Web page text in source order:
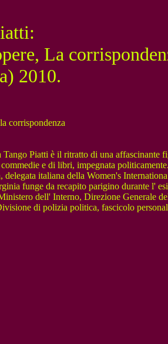
La
2010.
corrispondenza
Piatti è il ritratto di una
e di libri, impegnata
italiana della Women's
funge da recapito parigino durante
dell' Interno, Direzione Generale
di polizia politica, fascicolo